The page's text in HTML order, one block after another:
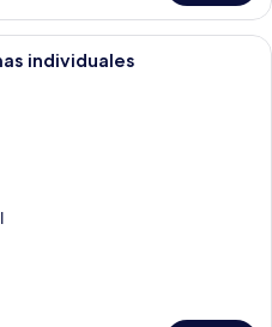
Ropa de cama de alta calidad y
individuales